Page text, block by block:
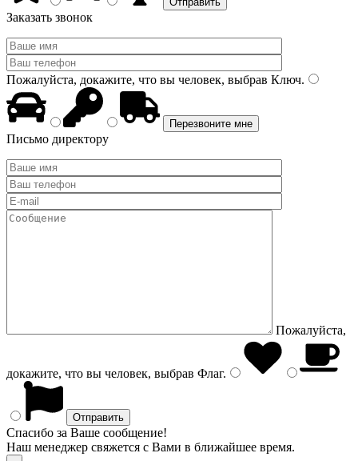
Заказать звонок
Пожалуйста, докажите, что вы человек, выбрав Ключ.
Письмо директору
Пожалуйста,
докажите, что вы человек, выбрав Флаг.
Спасибо за Ваше сообщение!
Наш менеджер свяжется с Вами в ближайшее время.